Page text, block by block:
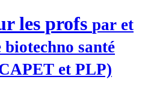
les profs par et
santé
et PLP)